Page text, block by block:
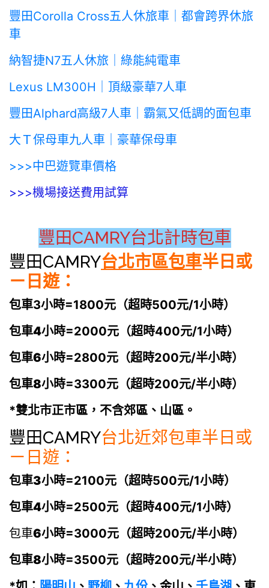
豐田Corolla Cross五人休旅車｜都會跨界休旅
車
納智捷N7五人休旅｜綠能純電車
Lexus LM300H｜頂級豪華7人車
豐田Alphard高級7人車｜霸氣又低調的面包車
大Ｔ保母車九人車｜豪華保母車
>>>中巴遊覽車價格
>>>機場接送費用試算
豐田CAMRY台北計時包車
豐田CAMRY台北市區包車半日或
ㄧ日遊：
包車3小時=1800元（超時500元/1小時）
包車4小時=2000元 （超時400元/1小時）
包車6小時=2800元 （超時200元/半小時）
包車8小時=3300元 （超時200元/半小時）
*雙北市正市區，不含郊區、山區。
豐田CAMRY台北近郊包車半日或
ㄧ日遊：
包車3小時=2100元（超時500元/1小時）
包車4小時=2500元（超時400元/1小時）
包車6小時=3000元 （超時200元/半小時）
包車8小時=3500元 （超時200元/半小時）